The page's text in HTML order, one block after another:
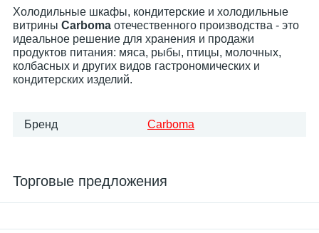
Холодильные шкафы, кондитерские и холодильные
витрины Carboma отечественного производства - это
идеальное решение для хранения и продажи
продуктов питания: мяса, рыбы, птицы, молочных,
колбасных и других видов гастрономических и
кондитерских изделий.
Бренд Carboma
Торговые предложения